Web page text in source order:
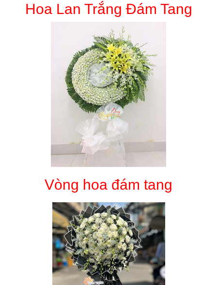
Hoa Lan Trắng Đám Tang
Vòng hoa đám tang